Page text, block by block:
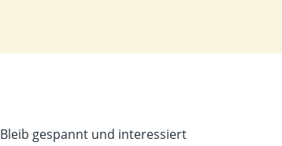
Bleib gespannt und interessiert